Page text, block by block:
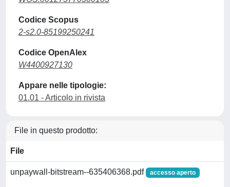
Codice Scopus
2-s2.0-85199250241
Codice OpenAlex
W4400927130
Appare nelle tipologie:
01.01 - Articolo in rivista
File in questo prodotto:
File
unpaywall-bitstream--635406368.pdf accesso aperto